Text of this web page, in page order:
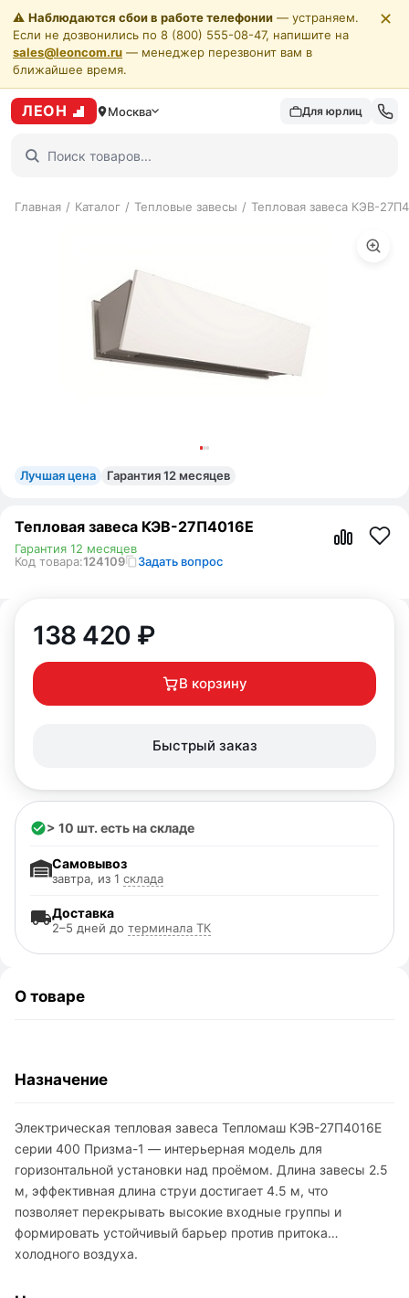
⚠️ Наблюдаются сбои в работе телефонии — устраняем.
Если не дозвонились по 8 (800) 555-08-47, напишите на
sales@leoncom.ru — менеджер перезвонит вам в
ближайшее время.
✕
ЛЕОН Москва Для юрлиц
Главная / Каталог / Тепловые завесы / Тепловая завеса КЭВ-
Лучшая цена Гарантия 12 месяцев
Тепловая завеса КЭВ-27П4016Е
Код товара:124109 Задать вопрос
Гарантия 12 месяцев
138 420 ₽
В корзину
Быстрый заказ
> 10 шт. есть на складе
Доставка
2–5 дней до терминала ТК
Самовывоз
завтра, из 1 склада
О товаре
Назначение
Электрическая тепловая завеса Тепломаш КЭВ-27П4016Е
серии 400 Призма-1 — интерьерная модель для
горизонтальной установки над проёмом. Длина завесы 2.5
м, эффективная длина струи достигает 4.5 м, что
позволяет перекрывать высокие входные группы и
формировать устойчивый барьер против притока
холодного воздуха.